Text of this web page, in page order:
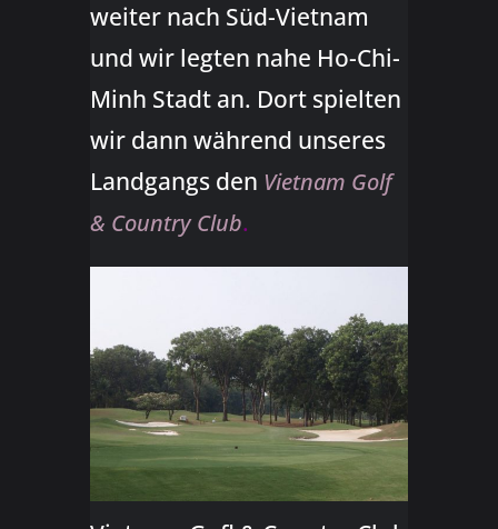
weiter nach Süd-Vietnam
und wir legten nahe Ho-Chi-
Minh Stadt an. Dort spielten
wir dann während unseres
Landgangs den Vietnam Golf
& Country Club.